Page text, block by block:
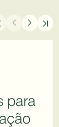
para